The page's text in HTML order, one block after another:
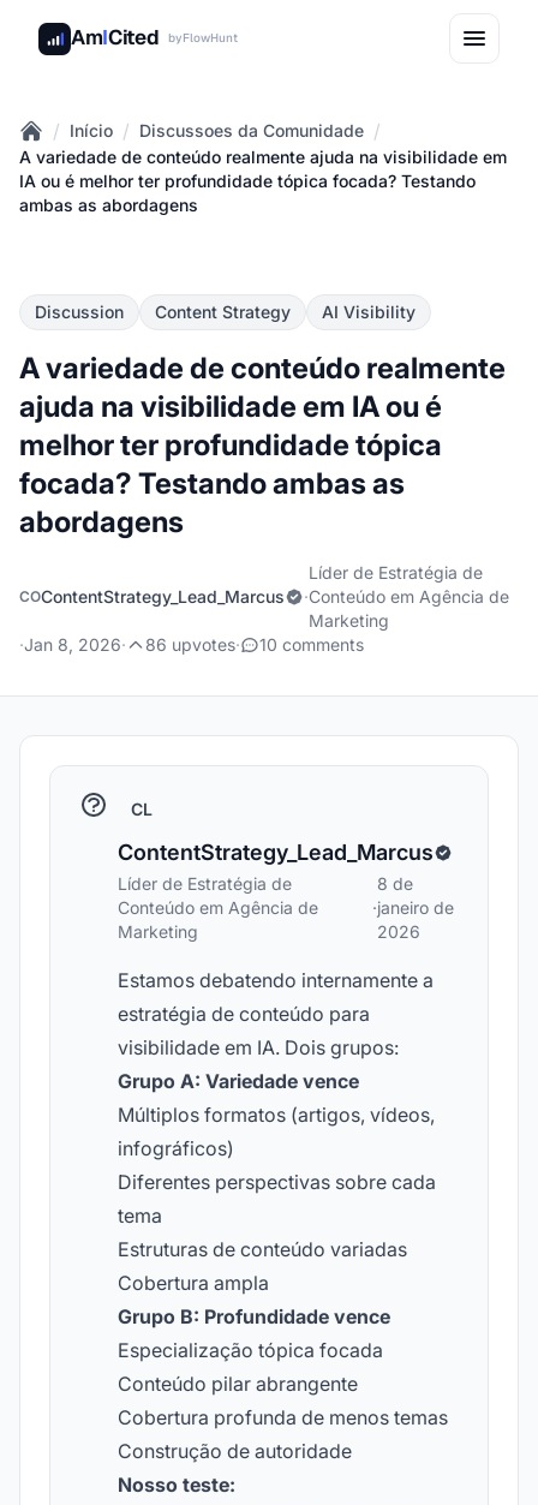
AmICited byFlowHunt
Home
/ Início / Discussoes da Comunidade /
A variedade de conteúdo realmente ajuda na visibilidade em
IA ou é melhor ter profundidade tópica focada? Testando
ambas as abordagens
Discussion Content Strategy AI Visibility
A variedade de conteúdo realmente
ajuda na visibilidade em IA ou é
melhor ter profundidade tópica
focada? Testando ambas as
abordagens
COContentStrategy_Lead_Marcus ·
Líder de Estratégia de
Conteúdo em Agência de
Marketing
·Jan 8, 2026· 86 upvotes· 10 comments
CL
ContentStrategy_Lead_Marcus
Líder de Estratégia de
Conteúdo em Agência de
Marketing
·
8 de
janeiro de
2026
Estamos debatendo internamente a
estratégia de conteúdo para
visibilidade em IA. Dois grupos:
Grupo A: Variedade vence
Múltiplos formatos (artigos, vídeos,
infográficos)
Diferentes perspectivas sobre cada
tema
Estruturas de conteúdo variadas
Cobertura ampla
Grupo B: Profundidade vence
Especialização tópica focada
Conteúdo pilar abrangente
Cobertura profunda de menos temas
Construção de autoridade
Nosso teste: